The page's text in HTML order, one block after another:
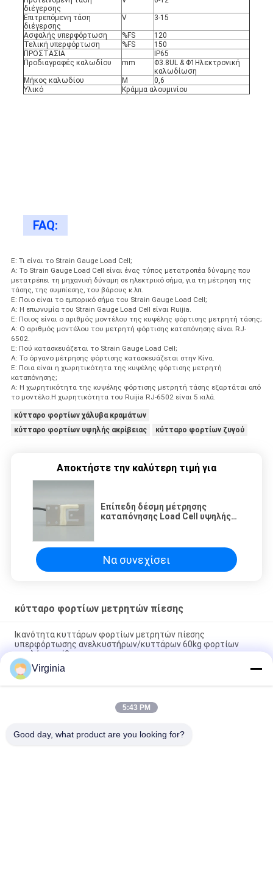
διέγερσης
Επιτρεπόμενη τάση
διέγερσης
V 3-15
Ασφαλής υπερφόρτωση %FS
120
Τελική υπερφόρτωση
%FS
150
ΠΡΟΣΤΑΣΙΑ
IP65
Προδιαγραφές καλωδίου
mm
Φ3.8UL & Φ1Ηλεκτρονική
καλωδίωση
Μήκος καλωδίου
Μ
0,6
Υλικό
Κράμμα αλουμινίου
FAQ:
Ε: Τι είναι το Strain Gauge Load Cell;
Α: Το Strain Gauge Load Cell είναι ένας τύπος μετατροπέα δύναμης που
μετατρέπει τη μηχανική δύναμη σε ηλεκτρικό σήμα, για τη μέτρηση της
τάσης, της συμπίεσης, του βάρους κ.λπ.
Ε: Ποιο είναι το εμπορικό σήμα του Strain Gauge Load Cell;
Α: Η επωνυμία του Strain Gauge Load Cell είναι Ruijia.
Ε: Ποιος είναι ο αριθμός μοντέλου της κυψέλης φόρτισης μετρητή τάσης;
Α: Ο αριθμός μοντέλου του μετρητή φόρτισης καταπόνησης είναι RJ-
6502.
Ε: Πού κατασκευάζεται το Strain Gauge Load Cell;
Α: Το όργανο μέτρησης φόρτισης κατασκευάζεται στην Κίνα.
Ε: Ποια είναι η χωρητικότητα της κυψέλης φόρτισης μετρητή
καταπόνησης;
Α: Η χωρητικότητα της κυψέλης φόρτισης μετρητή τάσης εξαρτάται από
το μοντέλο.Η χωρητικότητα του Ruijia RJ-6502 είναι 5 κιλά.
κύτταρο φορτίων χάλυβα κραμάτων
κύτταρο φορτίων υψηλής ακρίβειας
κύτταρο φορτίων ζυγού
Αποκτήστε την καλύτερη τιμή για
Επίπεδη δέσμη μέτρησης
καταπόνησης Load Cell υψηλής
Να συνεχίσει
κύτταρο φορτίων μετρητών πίεσης
Ικανότητα κυττάρων φορτίων μετρητών πίεσης
υπερφόρτωσης ανελκυστήρων/κυττάρων 60kg φορτίων
υψηλής ακρίβειας
Κύτταρο φορτίων μετρητών πίεσης χάλυβα κραμάτων για
την αναλογική παραγωγή 5kg 10kg κλιμάκων γερανών
Στρογγυλός αισθητήρας μετρητών πίεσης τύπων έντασης S
Virginia
5:43 PM
Good day, what product are you looking for?